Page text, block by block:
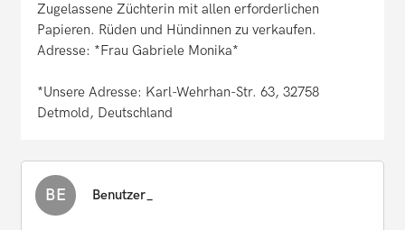
Zugelassene Züchterin mit allen erforderlichen
Papieren. Rüden und Hündinnen zu verkaufen.
Adresse: *Frau Gabriele Monika*
*Unsere Adresse: Karl-Wehrhan-Str. 63, 32758
Detmold, Deutschland
BE Benutzer_